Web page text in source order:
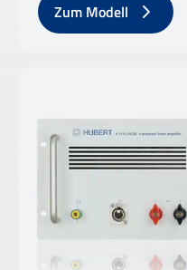
Zum Modell